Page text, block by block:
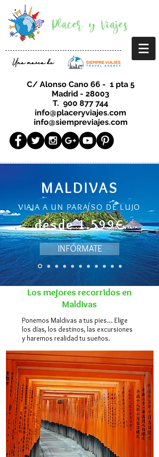
Placer y Viajes
Una marca de
C/ Alonso Cano 66 - 1 pta 5
Madrid - 28003
T. 900 877 744
info@placeryviajes.com
info@siempreviajes.com
MALDIVAS
VIAJA A UN PARAÍSO DE LUJO
desde 1.599€
INFÓRMATE
Los mejores recorridos en
Maldivas
Ponemos Maldivas a tus pies... Elige
los días, los destinos, las excursiones
y haremos realidad tu sueños.